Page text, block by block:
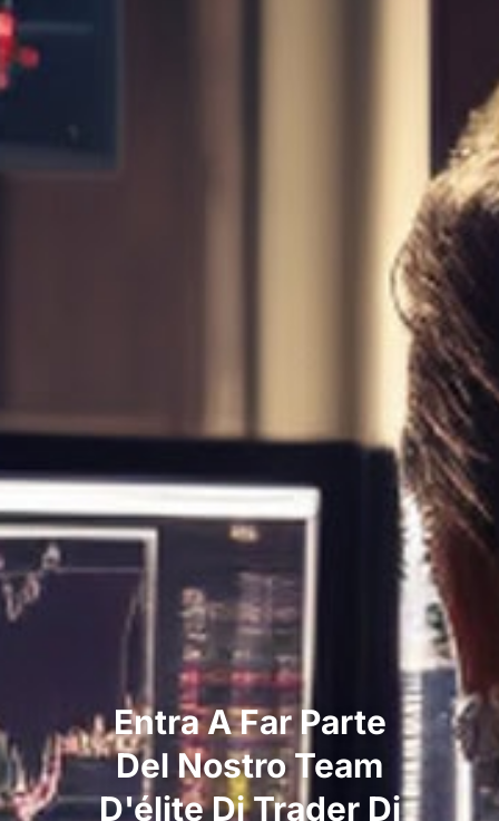
Entra A Far Parte
Del Nostro Team
D'élite Di Trader Di